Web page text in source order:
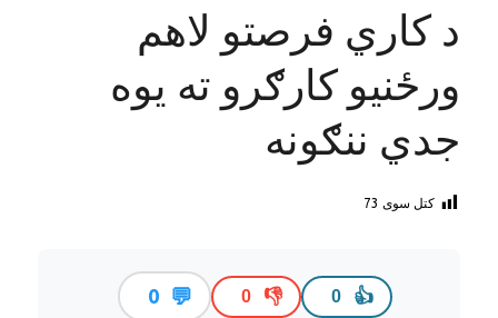
د کاري فرصتو لاهم
ورځنیو کارګرو ته یوه
جدي ننګونه
کتل سوی 73
👍
0
👎
0
💬
0